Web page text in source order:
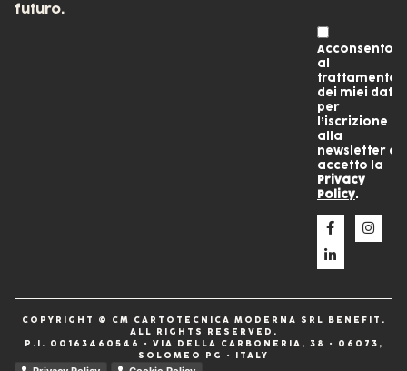
futuro.
Acconsento
al
trattamento
dei miei dati
per
l’iscrizione
alla
newsletter e
accetto la
Privacy
Policy.
COPYRIGHT © CM CARTOTECNICA MODERNA SRL BENEFIT.
ALL RIGHTS RESERVED.
P.I. 00163460546 • VIA DELLA CARBONERIA, 38 • 06073,
SOLOMEO PG • ITALY